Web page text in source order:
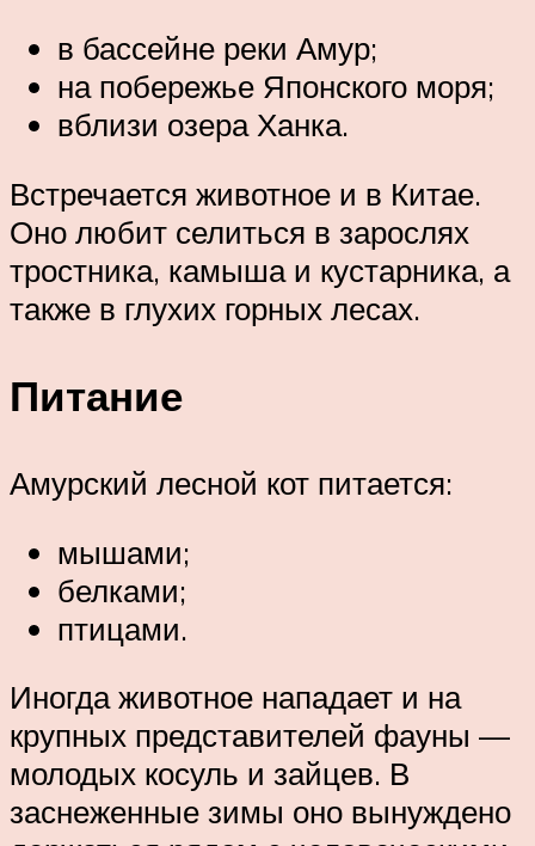
в бассейне реки Амур;
на побережье Японского моря;
вблизи озера Ханка.
Встречается животное и в Китае.
Оно любит селиться в зарослях
тростника, камыша и кустарника, а
также в глухих горных лесах.
Питание
Амурский лесной кот питается:
мышами;
белками;
птицами.
Иногда животное нападает и на
крупных представителей фауны —
молодых косуль и зайцев. В
заснеженные зимы оно вынуждено